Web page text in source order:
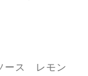
ース レモン